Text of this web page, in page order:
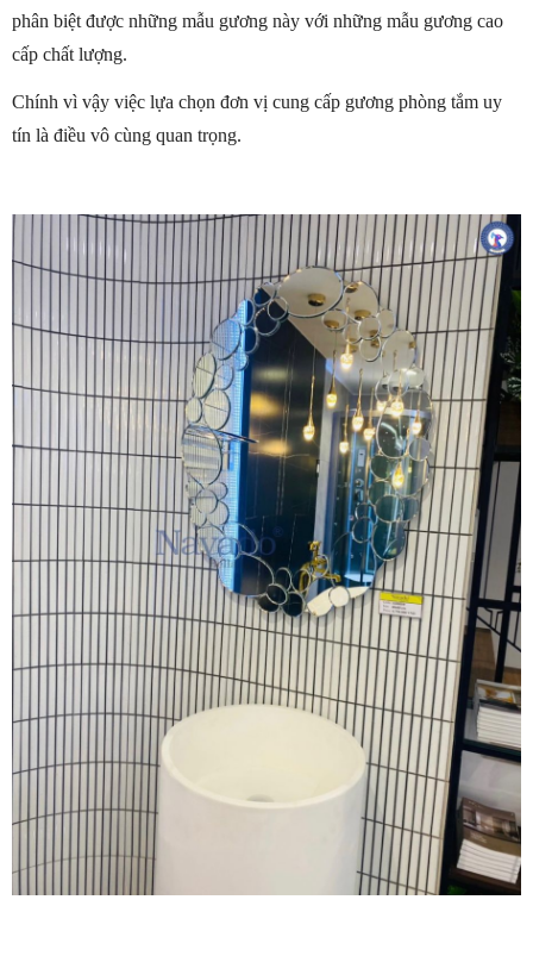
phân biệt được những mẫu gương này với những mẫu gương cao
cấp chất lượng.
Chính vì vậy việc lựa chọn đơn vị cung cấp gương phòng tắm uy
tín là điều vô cùng quan trọng.